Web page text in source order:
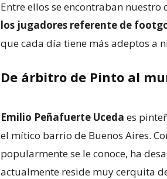
Entre ellos se encontraban nuestro
los jugadores referente de
que cada día tiene más adeptos a
De árbitro de Pinto al
Emilio Peñafuerte Uceda es
el mítico barrio de Buenos Aires.
popularmente se le conoce, ha
actualmente reside muy cerquita